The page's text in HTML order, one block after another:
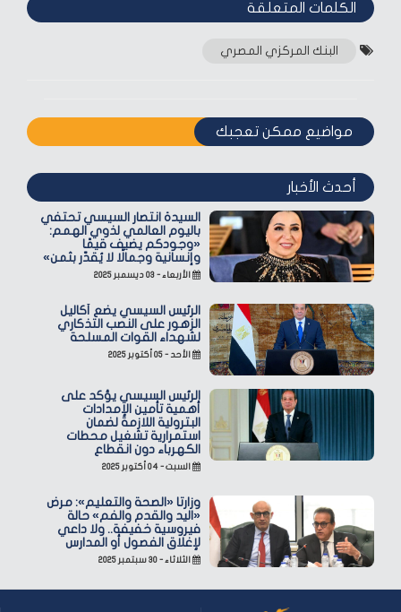
الكلمات المتعلقة‎
البنك المركزي المصري
مواضيع ممكن تعجبك
أحدث الأخبار
السيدة انتصار السيسي تحتفي
باليوم العالمي لذوي الهمم:
«وجودكم يضيف قيمًا
وإنسانية وجمالًا لا يُقدّر بثمن»
الأربعاء - ٠٣ ديسمبر ٢٠٢٥
الرئيس السيسي يضع أكاليل
الزهور على النصب التذكاري
لشهداء القوات المسلحة
الأحد - ٠٥ أكتوبر ٢٠٢٥
الرئيس السيسي يؤكد على
أهمية تأمين الإمدادات
البترولية اللازمة لضمان
استمرارية تشغيل محطات
الكهرباء دون انقطاع
السبت - ٠٤ أكتوبر ٢٠٢٥
وزارتا «الصحة والتعليم»: مرض
«اليد والقدم والفم» حالة
فيروسية خفيفة.. ولا داعي
لإغلاق الفصول أو المدارس
الثلاثاء - ٣٠ سبتمبر ٢٠٢٥